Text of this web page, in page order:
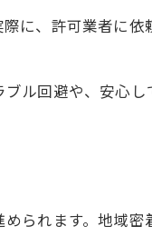
に、許可業者に依
ル回避や、安心し
られます。地域密